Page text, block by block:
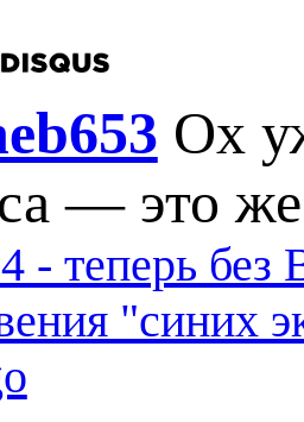
Ох
— это
- теперь без
"синих